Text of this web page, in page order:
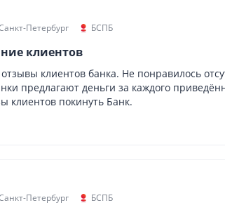
БСПБ
Петербург
клиентов
клиентов банка. Не понравилось
предлагают деньги за каждого
клиентов покинуть Банк.
БСПБ
Петербург